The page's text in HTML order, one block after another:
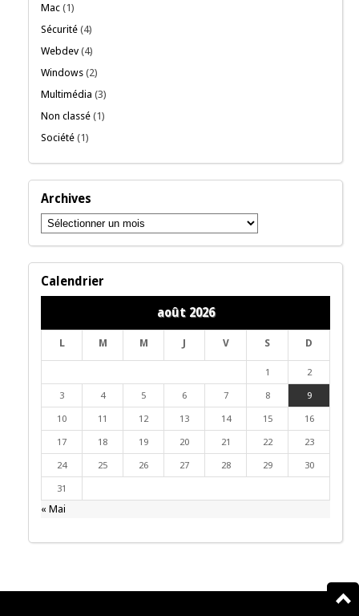
Mac (1)
Sécurité (4)
Webdev (4)
Windows (2)
Multimédia (3)
Non classé (1)
Société (1)
Archives
Archives
Calendrier
août 2026
L M M J V S D
1 2
3 4 5 6 7 8 9
10 11 12 13 14 15 16
17 18 19 20 21 22 23
24 25 26 27 28 29 30
31
« Mai